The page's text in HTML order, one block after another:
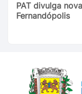
PAT divulga
Fernandópolis